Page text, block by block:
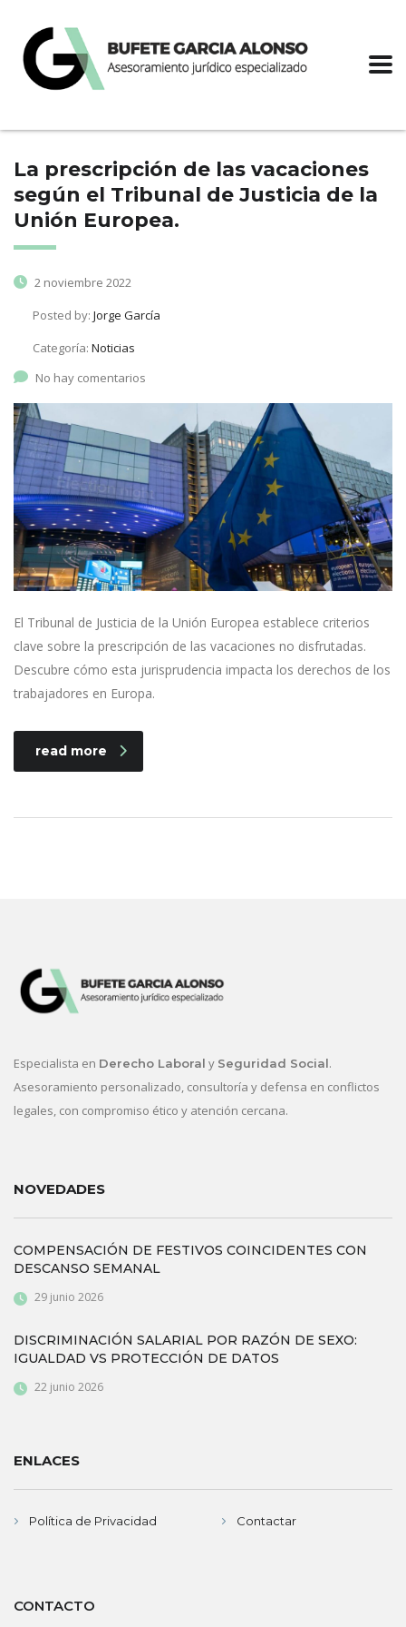
La prescripción de las vacaciones
según el Tribunal de Justicia de la
Unión Europea.
2 noviembre 2022
Posted by: Jorge García
Categoría: Noticias
No hay comentarios
El Tribunal de Justicia de la Unión Europea establece criterios
clave sobre la prescripción de las vacaciones no disfrutadas.
Descubre cómo esta jurisprudencia impacta los derechos de los
trabajadores en Europa.
read more
Especialista en Derecho Laboral y Seguridad Social.
Asesoramiento personalizado, consultoría y defensa en conflictos
legales, con compromiso ético y atención cercana.
NOVEDADES
COMPENSACIÓN DE FESTIVOS COINCIDENTES CON
DESCANSO SEMANAL
29 junio 2026
DISCRIMINACIÓN SALARIAL POR RAZÓN DE SEXO:
IGUALDAD VS PROTECCIÓN DE DATOS
22 junio 2026
ENLACES
Política de Privacidad Contactar
CONTACTO